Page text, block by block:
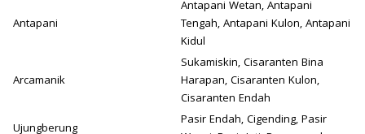
Antapani
Antapani Wetan, Antapani
Tengah, Antapani Kulon, Antapani
Kidul
Arcamanik
Sukamiskin, Cisaranten Bina
Harapan, Cisaranten Kulon,
Cisaranten Endah
Ujungberung
Pasir Endah, Cigending, Pasir